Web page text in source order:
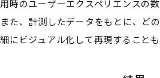
用時のユーザーエクスペリエンスの
また、計測したデータをもとに、ど
細にビジュアル化して再現することも